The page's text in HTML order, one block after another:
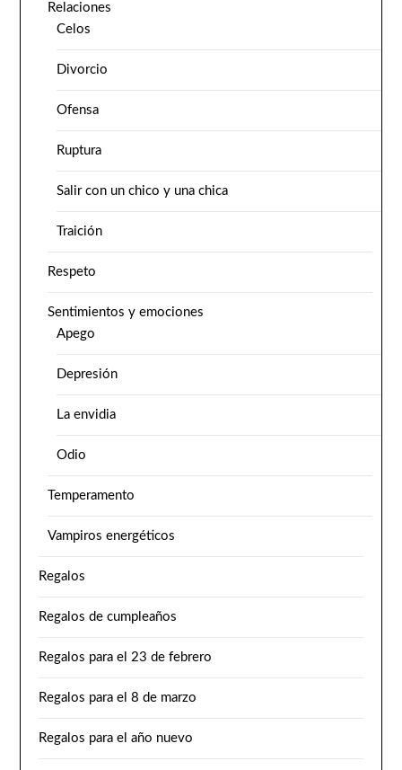
Relaciones
Celos
Divorcio
Ofensa
Ruptura
Salir con un chico y una chica
Traición
Respeto
Sentimientos y emociones
Apego
Depresión
La envidia
Odio
Temperamento
Vampiros energéticos
Regalos
Regalos de cumpleaños
Regalos para el 23 de febrero
Regalos para el 8 de marzo
Regalos para el año nuevo